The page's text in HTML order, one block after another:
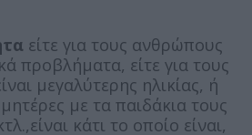
είτε για τους ανθρώπους
προβλήματα, είτε για τους
μεγαλύτερης ηλικίας, ή
με τα παιδάκια τους
κάτι το οποίο είναι,